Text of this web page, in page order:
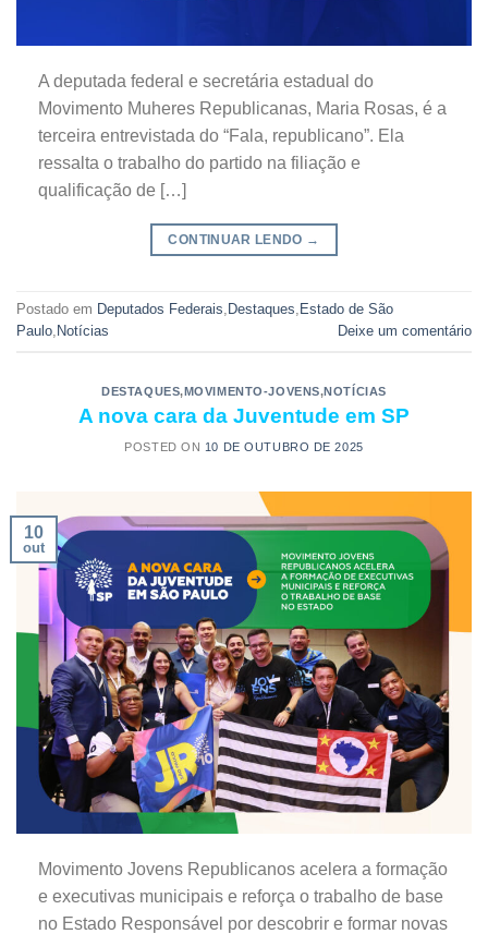
A deputada federal e secretária estadual do
Movimento Muheres Republicanas, Maria Rosas, é a
terceira entrevistada do “Fala, republicano”. Ela
ressalta o trabalho do partido na filiação e
qualificação de […]
CONTINUAR LENDO →
Postado em Deputados Federais, Destaques, Estado de São
Paulo, Notícias Deixe um comentário
DESTAQUES,MOVIMENTO-JOVENS,NOTÍCIAS
A nova cara da Juventude em SP
POSTED ON 10 DE OUTUBRO DE 2025
10
out
Movimento Jovens Republicanos acelera a formação
e executivas municipais e reforça o trabalho de base
no Estado Responsável por descobrir e formar novas